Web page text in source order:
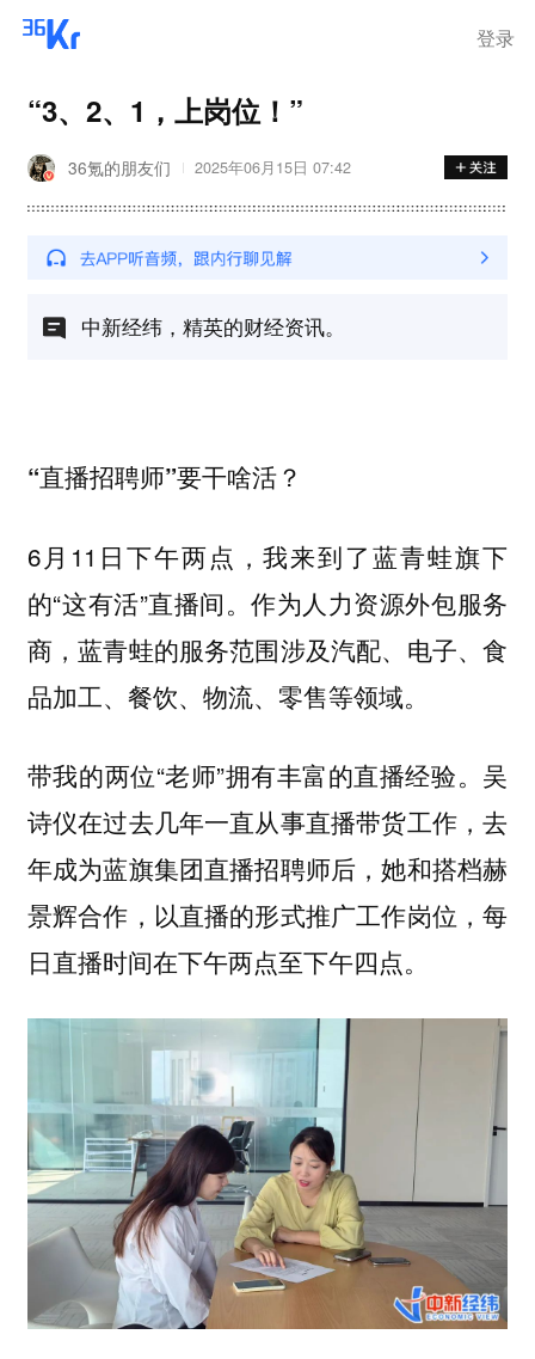
登录
“3、2、1，上岗位！”
36氪的朋友们 2025年06月15日 07:42
中新经纬，精英的财经资讯。
“直播招聘师”要干啥活？
6月11日下午两点，我来到了蓝青蛙旗下
的“这有活”直播间。作为人力资源外包服务
商，蓝青蛙的服务范围涉及汽配、电子、食
品加工、餐饮、物流、零售等领域。
带我的两位“老师”拥有丰富的直播经验。吴
诗仪在过去几年一直从事直播带货工作，去
年成为蓝旗集团直播招聘师后，她和搭档赫
景辉合作，以直播的形式推广工作岗位，每
日直播时间在下午两点至下午四点。